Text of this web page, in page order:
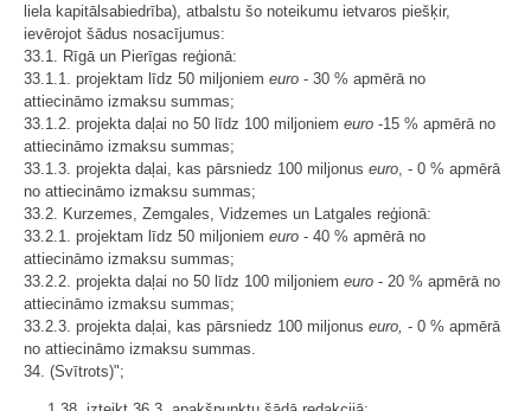
liela kapitālsabiedrība), atbalstu šo noteikumu ietvaros piešķir,
ievērojot šādus nosacījumus:
33.1. Rīgā un Pierīgas reģionā:
33.1.1. projektam līdz 50 miljoniem euro - 30 % apmērā no
attiecināmo izmaksu summas;
33.1.2. projekta daļai no 50 līdz 100 miljoniem euro -15 % apmērā no
attiecināmo izmaksu summas;
33.1.3. projekta daļai, kas pārsniedz 100 miljonus euro, - 0 % apmērā
no attiecināmo izmaksu summas;
33.2. Kurzemes, Zemgales, Vidzemes un Latgales reģionā:
33.2.1. projektam līdz 50 miljoniem euro - 40 % apmērā no
attiecināmo izmaksu summas;
33.2.2. projekta daļai no 50 līdz 100 miljoniem euro - 20 % apmērā no
attiecināmo izmaksu summas;
33.2.3. projekta daļai, kas pārsniedz 100 miljonus euro, - 0 % apmērā
no attiecināmo izmaksu summas.
34. (Svītrots)";